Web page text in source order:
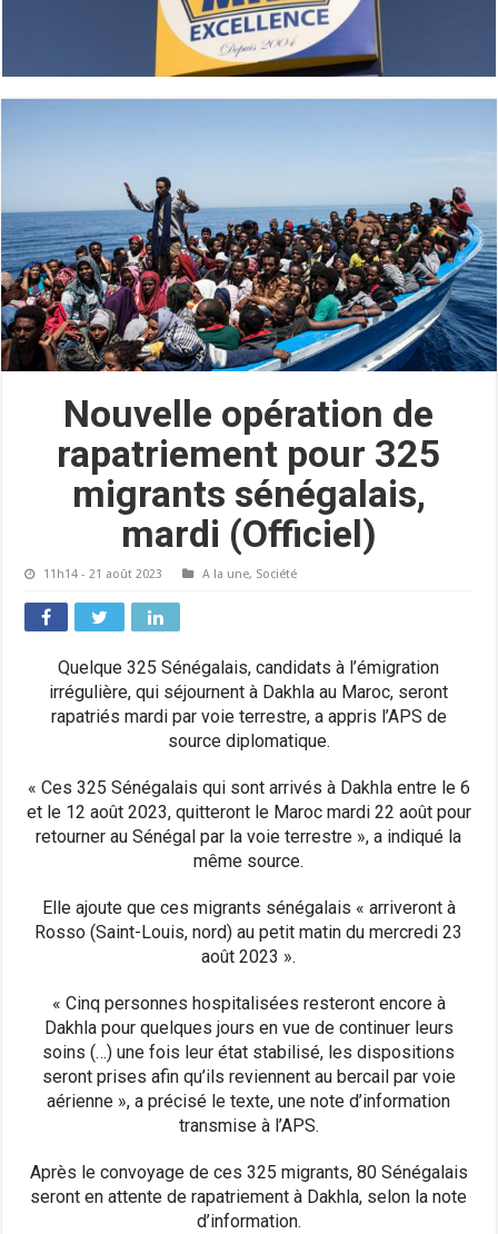
Nouvelle opération de
rapatriement pour 325
migrants sénégalais,
mardi (Officiel)
11h14 - 21 août 2023 A la une, Société
Quelque 325 Sénégalais, candidats à l’émigration
irrégulière, qui séjournent à Dakhla au Maroc, seront
rapatriés mardi par voie terrestre, a appris l’APS de
source diplomatique.
« Ces 325 Sénégalais qui sont arrivés à Dakhla entre le 6
et le 12 août 2023, quitteront le Maroc mardi 22 août pour
retourner au Sénégal par la voie terrestre », a indiqué la
même source.
Elle ajoute que ces migrants sénégalais « arriveront à
Rosso (Saint-Louis, nord) au petit matin du mercredi 23
août 2023 ».
« Cinq personnes hospitalisées resteront encore à
Dakhla pour quelques jours en vue de continuer leurs
soins (…) une fois leur état stabilisé, les dispositions
seront prises afin qu’ils reviennent au bercail par voie
aérienne », a précisé le texte, une note d’information
transmise à l’APS.
Après le convoyage de ces 325 migrants, 80 Sénégalais
seront en attente de rapatriement à Dakhla, selon la note
d’information.